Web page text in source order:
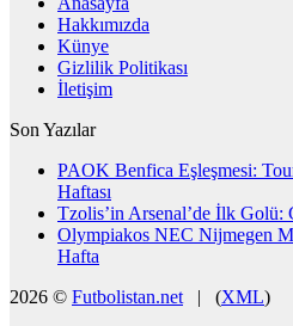
Hakkımızda
Künye
Gizlilik Politikası
İletişim
Son Yazılar
PAOK Benfica Eşleşmesi:
Haftası
Tzolis’in Arsenal’de İlk Golü:
Olympiakos NEC Nijmegen
Hafta
2026 © Futbolistan.net | (XML)